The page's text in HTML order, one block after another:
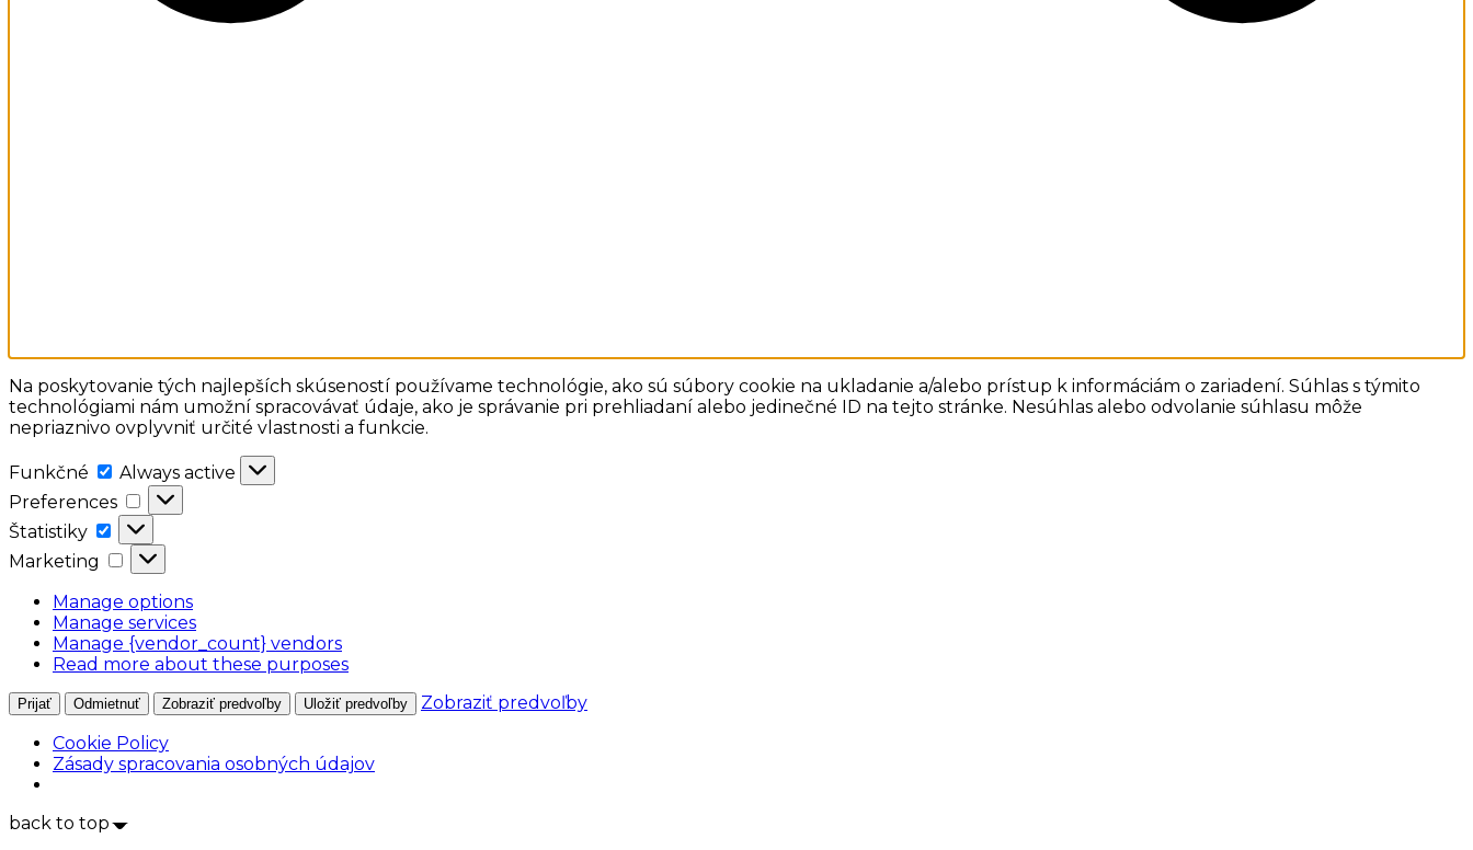
Na poskytovanie tých najlepších skúseností používame technológie, ako sú súbory cookie na ukladanie a/alebo prístup k informáciám o zariadení. Súhlas s týmito
technológiami nám umožní spracovávať údaje, ako je správanie pri prehliadaní alebo jedinečné ID na tejto stránke. Nesúhlas alebo odvolanie súhlasu môže
nepriaznivo ovplyvniť určité vlastnosti a funkcie.
Funkčné Funkčné
Always active
Preferences
Preferences
Štatistiky
Štatistiky
Marketing
Marketing
Manage options
Manage services
Manage {vendor_count} vendors
Read more about these purposes
Prijať Odmietnuť Zobraziť predvoľby Uložiť predvoľby
Zobraziť predvoľby
Cookie Policy
Zásady spracovania osobných údajov
back to top